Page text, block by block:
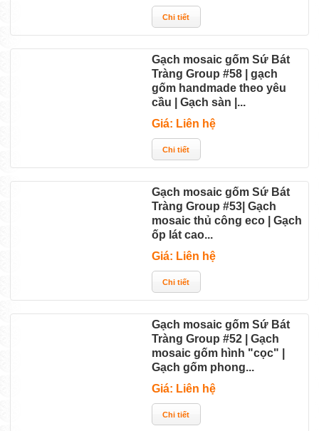
Gạch mosaic gốm Sứ Bát
Tràng Group #58 | gạch
gốm handmade theo yêu
cầu | Gạch sàn |...
Giá: Liên hệ
Gạch mosaic gốm Sứ Bát
Tràng Group #53| Gạch
mosaic thủ công eco | Gạch
ốp lát cao...
Giá: Liên hệ
Gạch mosaic gốm Sứ Bát
Tràng Group #52 | Gạch
mosaic gốm hình "cọc" |
Gạch gốm phong...
Giá: Liên hệ